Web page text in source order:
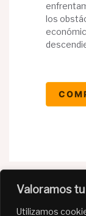
Valoramos
Utilizamos
los